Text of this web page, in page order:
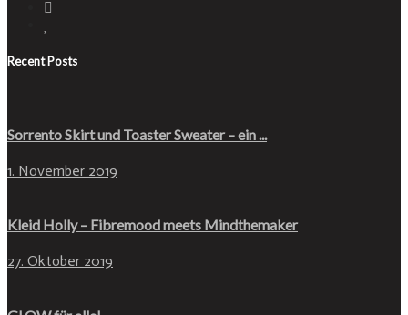
Recent Posts
Sorrento Skirt und Toaster Sweater – ein ...
1. November 2019
Kleid Holly – Fibremood meets Mindthemaker
27. Oktober 2019